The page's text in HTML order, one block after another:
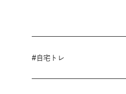
#自宅トレ